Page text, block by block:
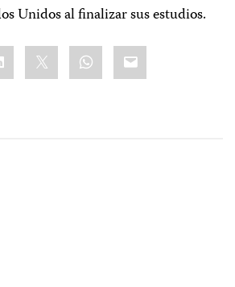
Unidos al finalizar sus estudios.
WhatsApp
Email